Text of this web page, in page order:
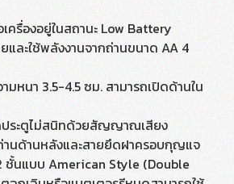
เครื่องอยู่ในสถานะ Low Battery
และใช้พลังงานจากถ่านขนาด AA 4
มหนา 3.5-4.5 ซม. สามารถเปิดด้านใน
ประตูไม่สนิทด้วยสัญญาณเสียง
านด้านหลังและสายยึดฝาครอบกุญแจ
ชั้นแบบ American Style (Double